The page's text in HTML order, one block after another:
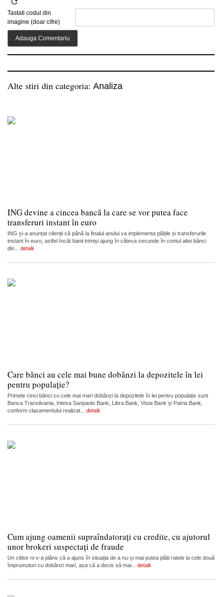
Tastati codul din
imagine (doar cifre)
Alte stiri din categoria: Analiza
ING devine a cincea bancă la care se vor putea face
transferuri instant în euro
ING și-a anunțat clienții că până la finalul anului va implementa plățile și transferurile
instant în euro, astfel încât banii trimiși ajung în câteva secunde în contul altei bănci
din... detalii
Care bănci au cele mai bune dobânzi la depozitele în lei
pentru populație?
Primele cinci bănci cu cele mai mari dobânzi la depozitele în lei pentru populație sunt
Banca Transilvania, Intesa Sanpaolo Bank, Libra Bank, Vista Bank și Patria Bank,
conform clasamentului realizat... detalii
Cum ajung oamenii supraîndatorați cu credite, cu ajutorul
unor brokeri suspectați de fraude
Un cititor ni s-a plâns că a ajuns în situația de a nu-și mai putea plăti ratele la cele două
împrumuturi cu dobânzi mari, așa că a decis să mai... detalii